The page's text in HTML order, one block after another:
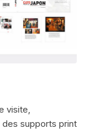
visite,
supports print